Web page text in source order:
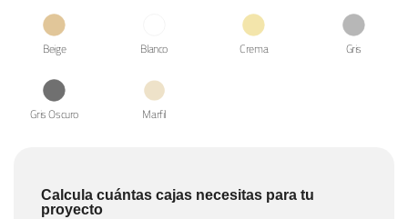
Beige Blanco Crema Gris
Gris Oscuro Marfil
Calcula cuántas cajas necesitas para tu
proyecto